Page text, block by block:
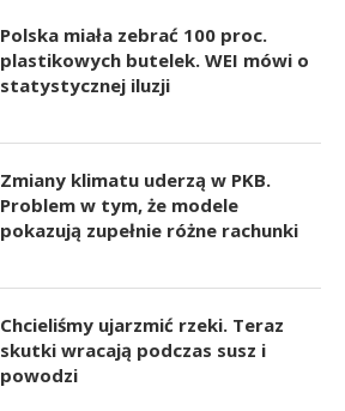
Polska miała zebrać 100 proc.
plastikowych butelek. WEI mówi o
statystycznej iluzji
Zmiany klimatu uderzą w PKB.
Problem w tym, że modele
pokazują zupełnie różne rachunki
Chcieliśmy ujarzmić rzeki. Teraz
skutki wracają podczas susz i
powodzi